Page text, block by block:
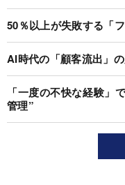
50％以上が失敗する「
AI時代の「顧客流出」
「一度の不快な経験
管理”